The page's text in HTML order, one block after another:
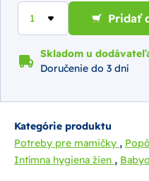
Pridať
Skladom u
Doručenie do 3 dní
Kategórie produktu
Potreby pre mamičky ,
Intímna hygiena žien ,